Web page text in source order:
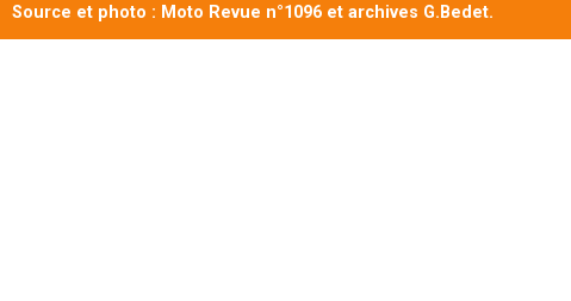
Source et photo : Moto Revue n°1096 et archives G.Bedet.